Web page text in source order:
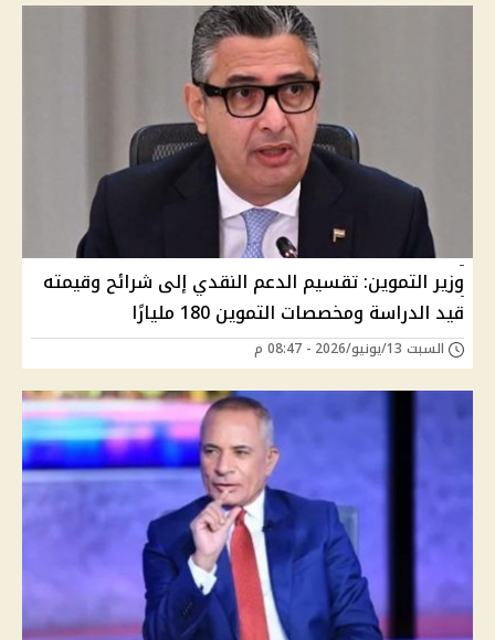
وزير التموين: تقسيم الدعم النقدي إلى شرائح وقيمته
قيد الدراسة ومخصصات التموين 180 مليارًا
السبت 13/يونيو/2026 - 08:47 م